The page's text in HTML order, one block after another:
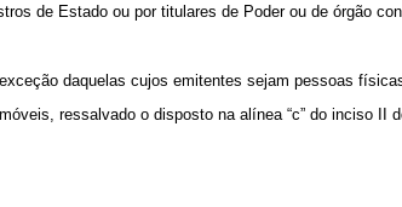
de Estado ou por titulares de Poder ou de órgão
daquelas cujos emitentes sejam pessoas
ressalvado o disposto na alínea “c” do inciso II